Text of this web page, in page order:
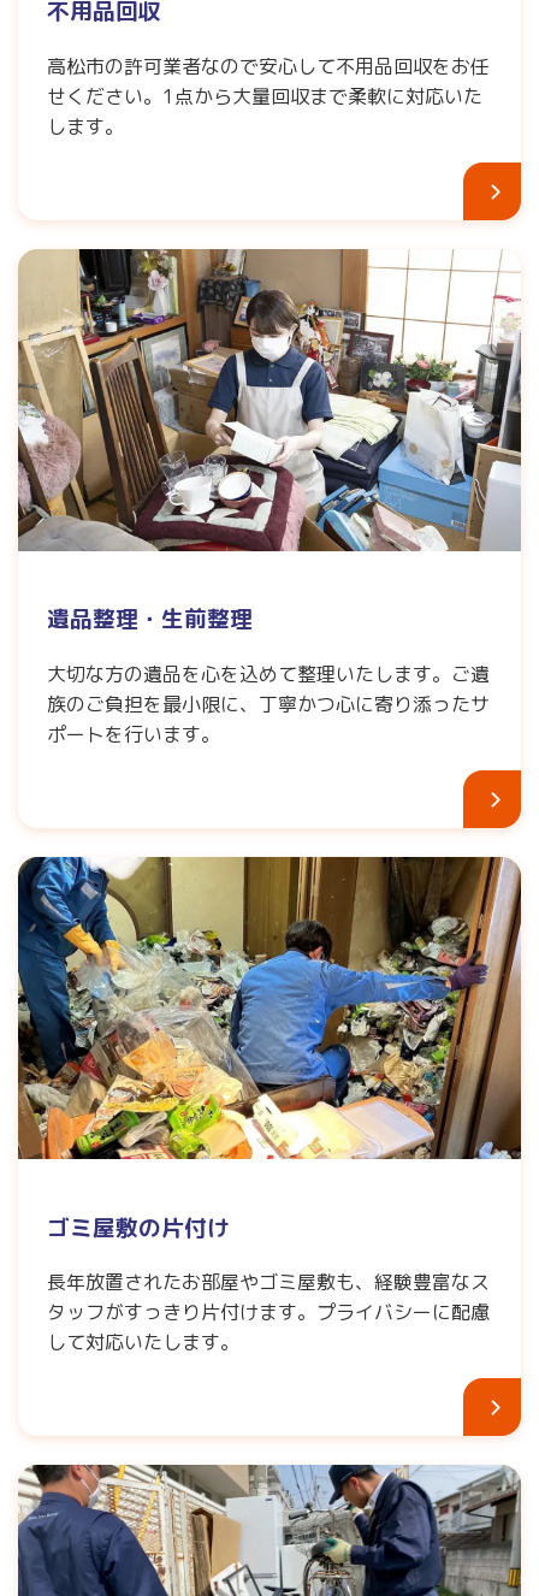
不用品回収
高松市の許可業者なので安心して不用品回収をお任
せください。1点から大量回収まで柔軟に対応いた
します。
遺品整理・生前整理
大切な方の遺品を心を込めて整理いたします。ご遺
族のご負担を最小限に、丁寧かつ心に寄り添ったサ
ポートを行います。
ゴミ屋敷の片付け
長年放置されたお部屋やゴミ屋敷も、経験豊富なス
タッフがすっきり片付けます。プライバシーに配慮
して対応いたします。